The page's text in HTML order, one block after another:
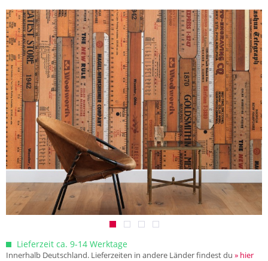
Lieferzeit ca. 9-14 Werktage
Innerhalb Deutschland. Lieferzeiten in andere Länder findest du » hier